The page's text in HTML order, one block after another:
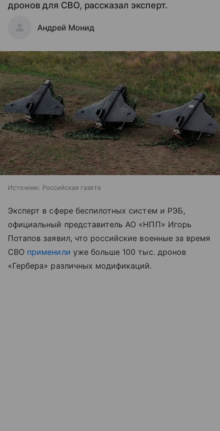
дронов для СВО, рассказал эксперт.
Андрей Монид
Источник: Российская газета
Эксперт в сфере беспилотных систем и РЭБ,
официальный представитель АО «НПП» Игорь
Потапов заявил, что российские военные за время
СВО применили уже больше 100 тыс. дронов
«Гербера» различных модификаций.